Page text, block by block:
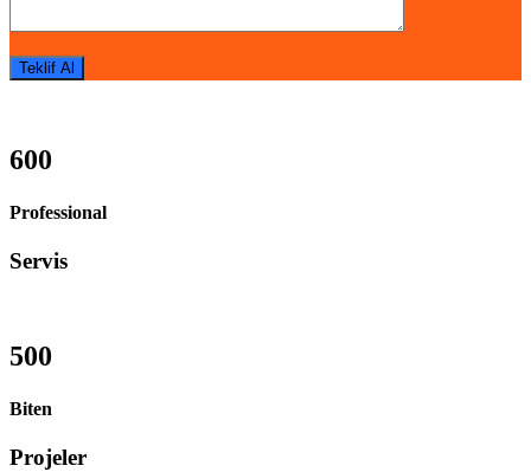
600
Professional
Servis
500
Biten
Projeler